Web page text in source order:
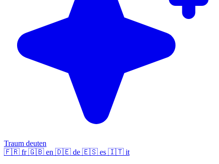
Traum deuten
🇫🇷 fr 🇬🇧 en 🇩🇪 de 🇪🇸 es 🇮🇹 it